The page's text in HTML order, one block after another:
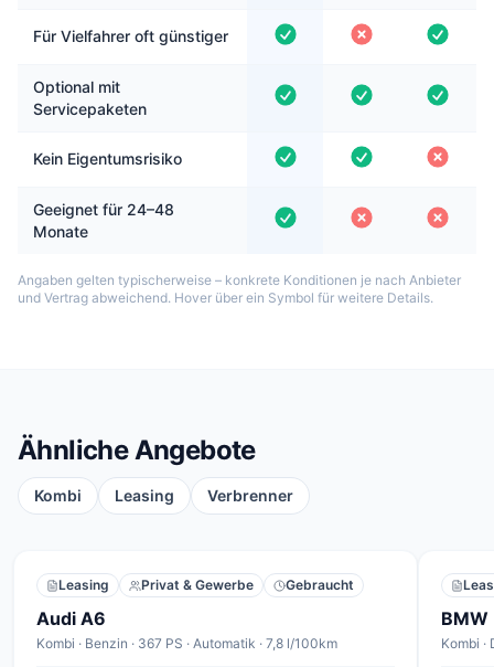
Für Vielfahrer oft günstiger
Optional mit
Servicepaketen
Kein Eigentumsrisiko
Geeignet für 24–48
Monate
Angaben gelten typischerweise – konkrete Konditionen je nach Anbieter
und Vertrag abweichend. Hover über ein Symbol für weitere Details.
Ähnliche Angebote
Kombi Leasing Verbrenner
Leasing Privat & Gewerbe Gebraucht
Audi A6
Kombi · Benzin · 367 PS · Automatik · 7,8 l/100km Kombi ·